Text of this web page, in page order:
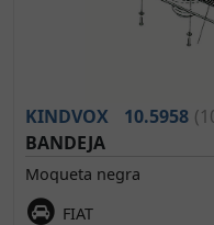
KINDVOX 10.5958
BANDEJA
Moqueta negra
FIAT